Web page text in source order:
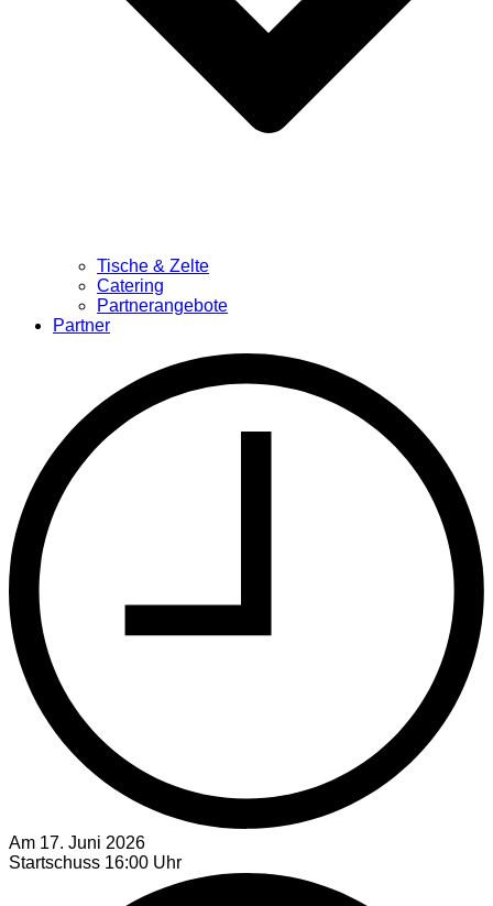
Tische & Zelte
Catering
Partnerangebote
Partner
Am 17. Juni 2026
Startschuss 16:00 Uhr